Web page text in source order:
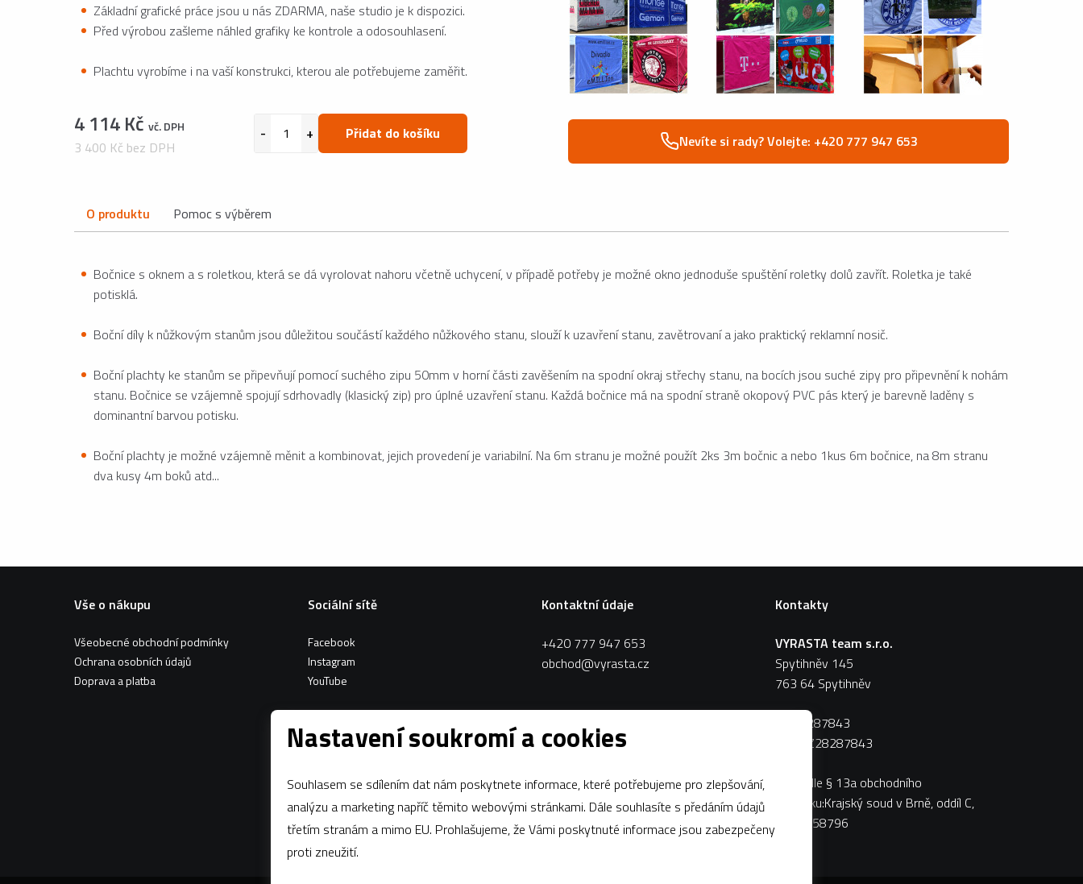
Základní grafické práce jsou u nás ZDARMA, naše studio je k dispozici.
Před výrobou zašleme náhled grafiky ke kontrole a odosouhlasení.
Plachtu vyrobíme i na vaší konstrukci, kterou ale potřebujeme zaměřit.
4 114 Kč vč. DPH
3 400 Kč bez DPH
Přidat do košíku Nevíte si rady? Volejte: +420 777 947 653
O produktu Pomoc s výběrem
Bočnice s oknem a s roletkou, která se dá vyrolovat nahoru včetně uchycení, v případě potřeby je možné okno jednoduše spuštění roletky dolů zavřít. Roletka je také
potisklá.
Boční díly k nůžkovým stanům jsou důležitou součástí každého nůžkového stanu, slouží k uzavření stanu, zavětrovaní a jako praktický reklamní nosič.
Boční plachty ke stanům se připevňují pomocí suchého zipu 50mm v horní části zavěšením na spodní okraj střechy stanu, na bocích jsou suché zipy pro připevnění k nohám
stanu. Bočnice se vzájemně spojují sdrhovadly (klasický zip) pro úplné uzavření stanu. Každá bočnice má na spodní straně okopový PVC pás který je barevně laděny s
dominantní barvou potisku.
Boční plachty je možné vzájemně měnit a kombinovat, jejich provedení je variabilní. Na 6m stranu je možné použít 2ks 3m bočnic a nebo 1kus 6m bočnice, na 8m stranu
dva kusy 4m boků atd...
Vše o nákupu
Všeobecné obchodní podmínky
Ochrana osobních údajů
Doprava a platba
Sociální sítě
Facebook
Instagram
YouTube
Kontaktní údaje
+420 777 947 653
obchod@vyrasta.cz
Kontakty
VYRASTA team s.r.o.
Spytihněv 145
763 64 Spytihněv
28287843
CZ28287843
Zápis dle § 13a obchodního
zákoníku:Krajský soud v Brně, oddíl C,
vložka 58796
Nastavení soukromí a cookies
Souhlasem se sdílením dat nám poskytnete informace, které potřebujeme pro zlepšování,
analýzu a marketing napříč těmito webovými stránkami. Dále souhlasíte s předáním údajů
třetím stranám a mimo EU. Prohlašujeme, že Vámi poskytnuté informace jsou zabezpečeny
proti zneužití.